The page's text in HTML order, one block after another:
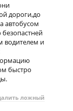
дороги,до
автобусом
водителем и
быстро
ложный